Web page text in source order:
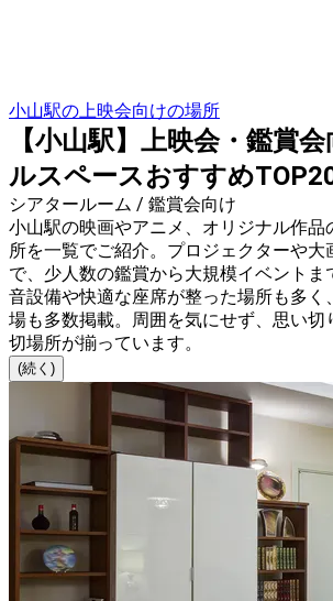
小山駅の上映会向けの場所
【小山駅】上映会・鑑賞
ルスペースおすすめ
シアタールーム / 鑑賞会向け
小山駅の映画やアニメ、オリジナル作品
所を一覧でご紹介。プロジェクターや大
で、少人数の鑑賞から大規模イベントま
音設備や快適な座席が整った場所も多く
場も多数掲載。周囲を気にせず、思い切
切場所が揃っています。
(続く)